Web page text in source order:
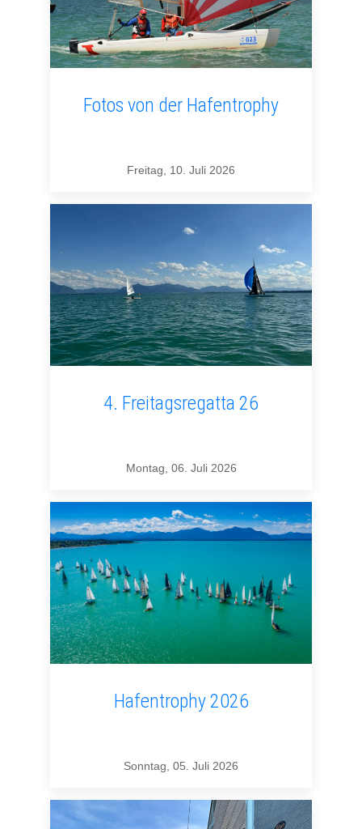
Fotos von der Hafentrophy
Freitag, 10. Juli 2026
4. Freitagsregatta 26
Montag, 06. Juli 2026
Hafentrophy 2026
Sonntag, 05. Juli 2026